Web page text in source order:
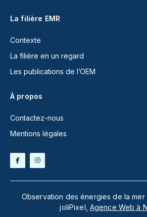
La filière EMR
Contexte
La filière en un regard
Les publications de l’OEM
À propos
Contactez-nous
Mentions légales
Observation des énergies de la
joliPixel, Agence Web à